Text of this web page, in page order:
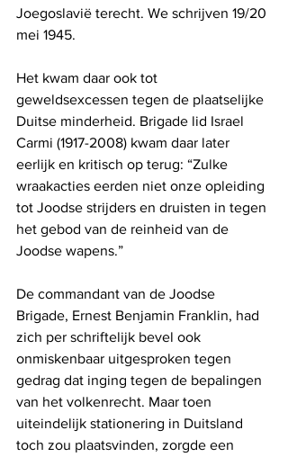
Joegoslavië terecht. We schrijven 19/20
mei 1945.
Het kwam daar ook tot
geweldsexcessen tegen de plaatselijke
Duitse minderheid. Brigade lid Israel
Carmi (1917-2008) kwam daar later
eerlijk en kritisch op terug: “Zulke
wraakacties eerden niet onze opleiding
tot Joodse strijders en druisten in tegen
het gebod van de reinheid van de
Joodse wapens.”
De commandant van de Joodse
Brigade, Ernest Benjamin Franklin, had
zich per schriftelijk bevel ook
onmiskenbaar uitgesproken tegen
gedrag dat inging tegen de bepalingen
van het volkenrecht. Maar toen
uiteindelijk stationering in Duitsland
toch zou plaatsvinden, zorgde een